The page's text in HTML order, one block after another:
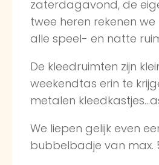
zaterdagavond, de
twee heren rekenen
alle speel- en natte
De kleedruimten zijn
weekendtas erin te
metalen
We liepen gelijk even
bubbelbadje van max.